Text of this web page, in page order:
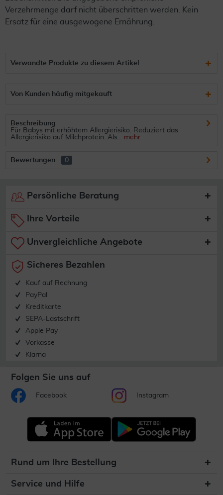
Verzehrmenge darf nicht überschritten werden. Kein
Ersatz für eine ausgewogene Ernährung.
Verwandte Produkte zu diesem Artikel
Von Kunden häufig mitgekauft
Beschreibung
Für Babys mit erhöhtem Allergierisiko. Reduziert das
Allergierisiko auf Milchprotein. Als... mehr
Bewertungen 0
Persönliche Beratung
Ihre Vorteile
Unvergleichliche Angebote
Sicheres Bezahlen
Kauf auf Rechnung
PayPal
Kreditkarte
SEPA-Lastschrift
Apple Pay
Vorkasse
Klarna
Folgen Sie uns auf
Facebook Instagram
Rund um Ihre Bestellung
Service und Hilfe